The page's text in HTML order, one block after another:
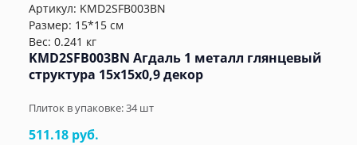
Артикул: KMD2SFB003BN
Размер: 15*15 см
Вес: 0.241 кг
KMD2SFB003BN Агдаль 1 металл глянцевый
структура 15x15x0,9 декор
Плиток в упаковке:34шт
511.18 руб.